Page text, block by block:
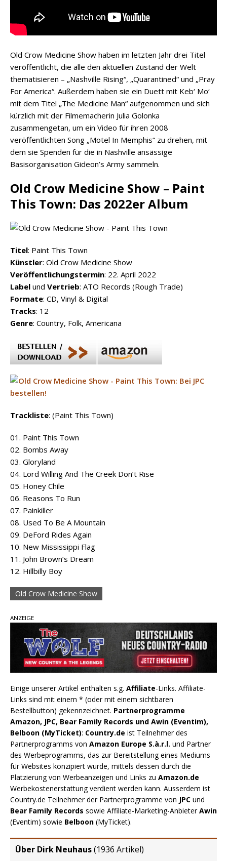
Old Crow Medicine Show haben im letzten Jahr drei Titel
veröffentlicht, die alle den aktuellen Zustand der Welt
thematisieren – „Nashville Rising“, „Quarantined“ und „Pray
For America“. Außerdem haben sie ein Duett mit Keb‘ Mo‘
mit dem Titel „The Medicine Man“ aufgenommen und sich
kürzlich mit der Filmemacherin Julia Golonka
zusammengetan, um ein Video für ihren 2008
veröffentlichten Song „Motel In Memphis“ zu drehen, mit
dem sie Spenden für die in Nashville ansässige
Basisorganisation Gideon’s Army sammeln.
Old Crow Medicine Show – Paint
This Town: Das 2022er Album
Titel: Paint This Town
Künstler: Old Crow Medicine Show
Veröffentlichungstermin: 22. April 2022
Label und Vertrieb: ATO Records (Rough Trade)
Formate: CD, Vinyl & Digital
Tracks: 12
Genre: Country, Folk, Americana
Trackliste: (Paint This Town)
01. Paint This Town
02. Bombs Away
03. Gloryland
04. Lord Willing And The Creek Don’t Rise
05. Honey Chile
06. Reasons To Run
07. Painkiller
08. Used To Be A Mountain
09. DeFord Rides Again
10. New Mississippi Flag
11. John Brown’s Dream
12. Hillbilly Boy
Old Crow Medicine Show
ANZEIGE
Einige unserer Artikel enthalten s.g. Affiliate-Links. Affiliate-
Links sind mit einem * (oder mit einem sichtbaren
Bestellbutton) gekennzeichnet. Partnerprogramme
Amazon, JPC, Bear Family Records und Awin (Eventim),
Belboon (MyTicket): Country.de ist Teilnehmer des
Partnerprogramms von Amazon Europe S.à.r.l. und Partner
des Werbeprogramms, das zur Bereitstellung eines Mediums
für Websites konzipiert wurde, mittels dessen durch die
Platzierung von Werbeanzeigen und Links zu Amazon.de
Werbekostenerstattung verdient werden kann. Ausserdem ist
Country.de Teilnehmer der Partnerprogramme von JPC und
Bear Family Records sowie Affiliate-Marketing-AnbieterAwin
(Eventim) sowie Belboon (MyTicket).
Über Dirk Neuhaus(1936 Artikel)